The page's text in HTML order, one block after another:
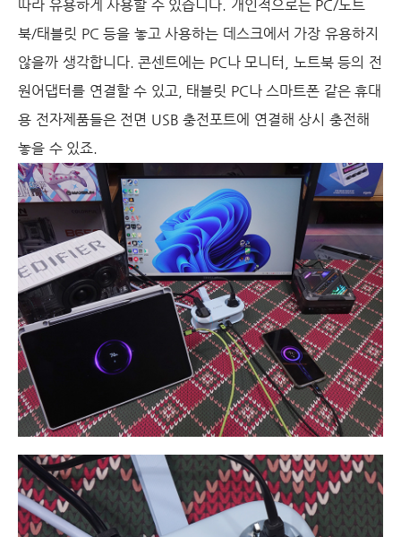
따라 유용하게 사용할 수 있습니다. 개인적으로는 PC/노트
북/태블릿 PC 등을 놓고 사용하는 데스크에서 가장 유용하지
않을까 생각합니다. 콘센트에는 PC나 모니터, 노트북 등의 전
원어댑터를 연결할 수 있고, 태블릿 PC나 스마트폰 같은 휴대
용 전자제품들은 전면 USB 충전포트에 연결해 상시 충전해
놓을 수 있죠.